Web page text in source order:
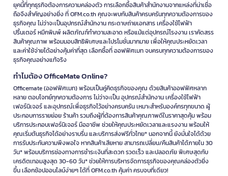
ยุคนี้ที่ทุกธุรกิจต้องการความคล่องตัว การเลือกซื้อสินค้าสำนักงานจากแหล่งที่น่าเชื่อ
ถือจึงสำคัญอย่างยิ่ง ที่ OFM.co.th คุณจะพบกับสินค้าครบครันทุกความต้องการของ
ธุรกิจคุณ ไม่ว่าจะเป็นอุปกรณ์สำนักงาน กระดาษถ่ายเอกสาร เครื่องใช้ไฟฟ้า
ปริ้นเตอร์ หมึกพิมพ์ ผลิตภัณฑ์ทำความสะอาด หรือแม้แต่อุปกรณ์โรงงาน เราคัดสรร
สินค้าคุณภาพ พร้อมมอบสิทธิพิเศษและโปรโมชั่นมากมาย เพื่อให้คุณประหยัดเวลา
และค่าใช้จ่ายได้อย่างคุ้มค่าที่สุด เลือกซื้อที่ ออฟฟิศเมท จบครบทุกความต้องการของ
ธุรกิจคุณอย่างแท้จริง
ทำไมต้อง OfficeMate Online?
Officemate (ออฟฟิศเมท) พร้อมเป็นคู่คิดธุรกิจของคุณ ด้วยสินค้าออฟฟิศหลาก
หลาย ตอบโจทย์ทุกความต้องการ ไม่ว่าจะเป็น อุปกรณ์สำนักงาน เครื่องใช้ไฟฟ้า
เฟอร์นิเจอร์ และอุปกรณ์เพื่อธุรกิจไว้อย่างครบครัน เหมาะสำหรับองค์กรทุกขนาด ผู้
ประกอบการรายย่อย ร้านค้า รวมถึงผู้ที่ต้องการสินค้าคุณภาพดีในราคาสุดคุ้ม พร้อม
บริการประกอบเฟอร์นิเจอร์ มืออาชีพ ช่วยให้คุณประหยัดเวลาและแรงงาน พร้อมให้
คุณเริ่มต้นธุรกิจได้อย่างราบรื่น และบริการส่งฟรีทั่วไทย* นอกจากนี้ ยังมั่นใจได้ด้วย
การรับประกันความพึงพอใจ หากสินค้าเสียหาย สามารถเปลี่ยน/คืนสินค้าได้ภายใน 30
วัน* พร้อมบริการช่องทางการชำระเงินที่สะดวก รวดเร็ว และปลอดภัย พิเศษสุดกับ
เครดิตเทอมสูงสุด 30-60 วัน* ช่วยให้การบริหารจัดการธุรกิจของคุณคล่องตัวยิ่ง
ขึ้น เลือกช้อปออนไลน์ง่ายๆ ได้ที่ OFM.co.th คุ้มค่า ครบจบที่เดียว!